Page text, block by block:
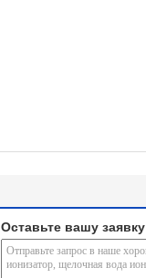
Оставьте вашу заявку